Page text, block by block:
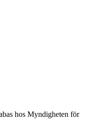
hos Myndigheten för